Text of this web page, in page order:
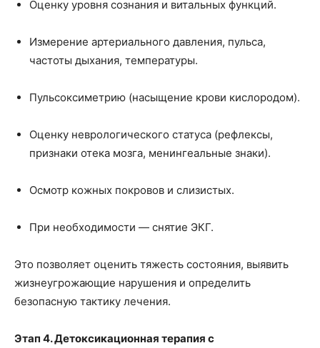
Оценку уровня сознания и витальных функций.
Измерение артериального давления, пульса,
частоты дыхания, температуры.
Пульсоксиметрию (насыщение крови кислородом).
Оценку неврологического статуса (рефлексы,
признаки отека мозга, менингеальные знаки).
Осмотр кожных покровов и слизистых.
При необходимости — снятие ЭКГ.
Это позволяет оценить тяжесть состояния, выявить
жизнеугрожающие нарушения и определить
безопасную тактику лечения.
Этап 4. Детоксикационная терапия с